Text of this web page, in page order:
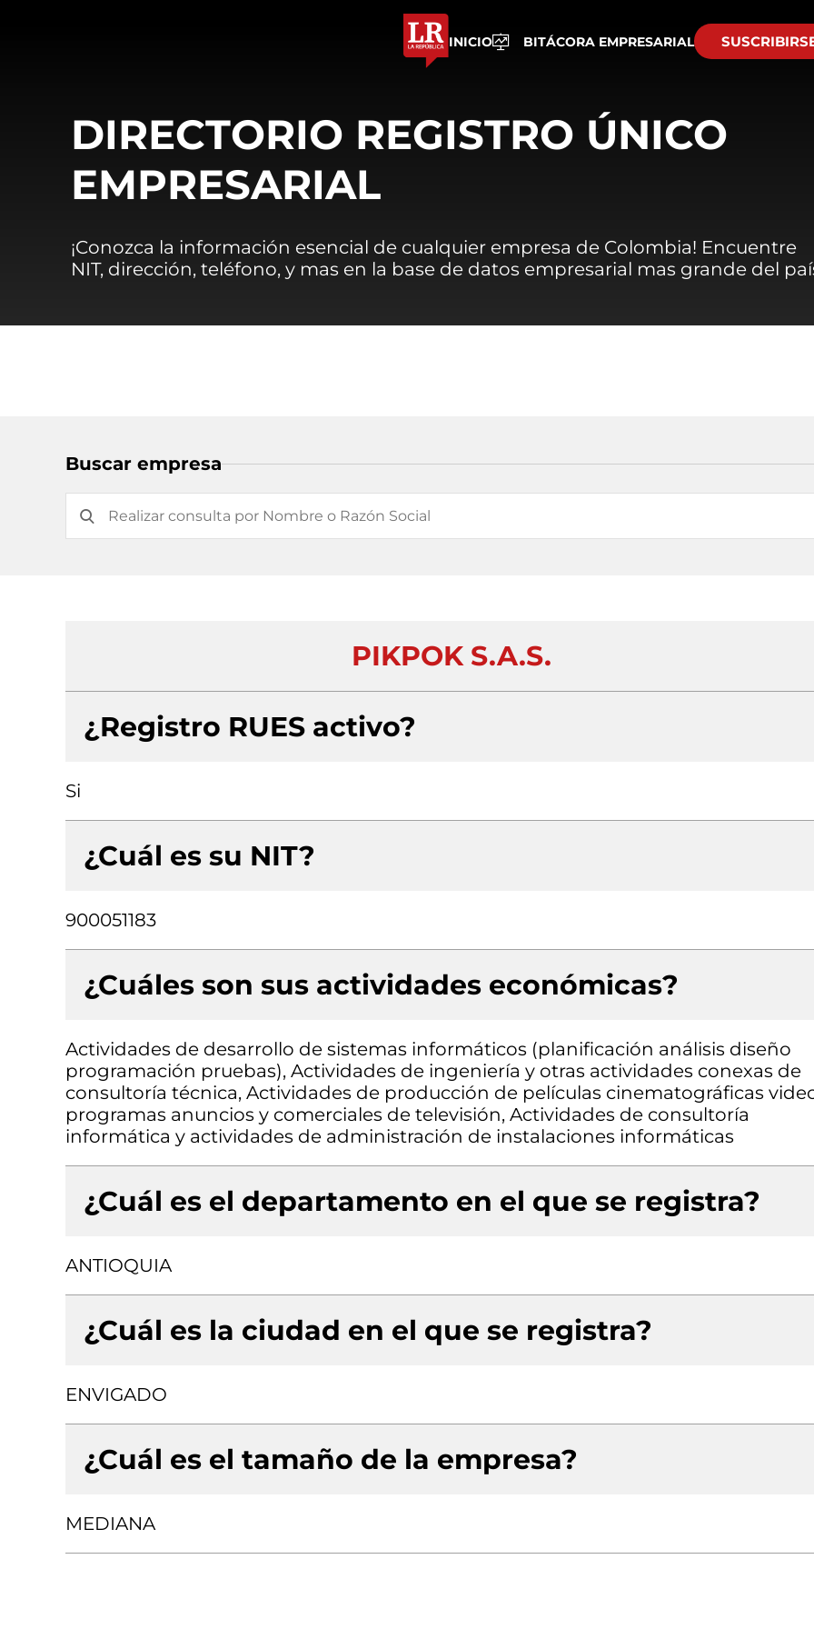
INICIO BITÁCORA EMPRESARIAL
DIRECTORIO REGISTRO ÚNICO
EMPRESARIAL
¡Conozca la información esencial de cualquier empresa de Colombia! Encuentre
NIT, dirección, teléfono, y mas en la base de datos empresarial mas grande del
Buscar empresa
PIKPOK S.A.S.
¿Registro RUES activo?
Si
¿Cuál es su NIT?
900051183
¿Cuáles son sus actividades económicas?
Actividades de desarrollo de sistemas informáticos (planificación análisis diseño
programación pruebas), Actividades de ingeniería y otras actividades conexas de
consultoría técnica, Actividades de producción de películas cinematográficas
programas anuncios y comerciales de televisión, Actividades de consultoría
informática y actividades de administración de instalaciones informáticas
¿Cuál es el departamento en el que se registra?
ANTIOQUIA
¿Cuál es la ciudad en el que se registra?
ENVIGADO
¿Cuál es el tamaño de la empresa?
MEDIANA